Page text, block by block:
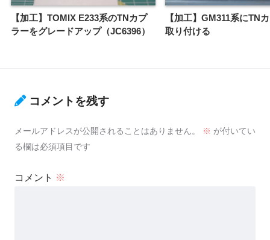
【加工】TOMIX E233系のTNカプ
ラーをグレードアップ（JC6396）
【加工】GM311系にTN
取り付ける
コメントを残す
メールアドレスが公開されることはありません。 ※ が付いてい
る欄は必須項目です
コメント ※